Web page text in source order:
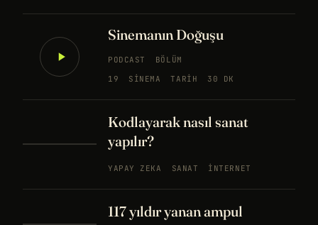
Sinemanın Doğuşu
PODCAST
BÖLÜM
19
SINEMA TARIH 30 DK
Kodlayarak nasıl sanat
yapılır?
YAPAY ZEKA SANAT İNTERNET
117 yıldır yanan ampul